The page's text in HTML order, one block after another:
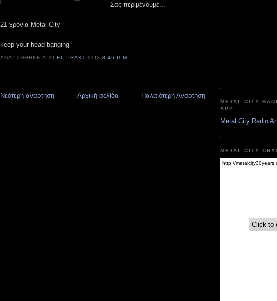
Σας περιμένουμε...
21 χρόνια Metal City
keep your head banging
ΑΝΑΡΤΉΘΗΚΕ ΑΠΌEL PRAKT ΣΤΙΣ8:46 Π.Μ.
Νεότερη ανάρτηση Παλαιότερη Ανάρτηση
Αρχική σελίδα
METAL CITY
APP
Metal City Radio
METAL CITY